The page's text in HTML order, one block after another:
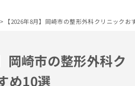
【2026年8月】岡崎市の整形外科クリニックお
岡崎市の整形外科ク
め10選